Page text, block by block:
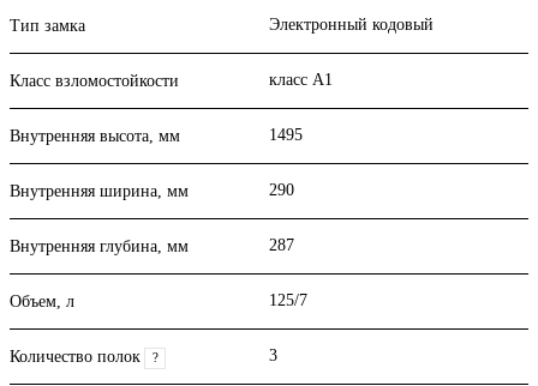
Тип замка Электронный кодовый
Класс взломостойкости класс А1
Внутренняя высота, мм 1495
Внутренняя ширина, мм 290
Внутренняя глубина, мм 287
Объем, л 125/7
Количество полок ? 3